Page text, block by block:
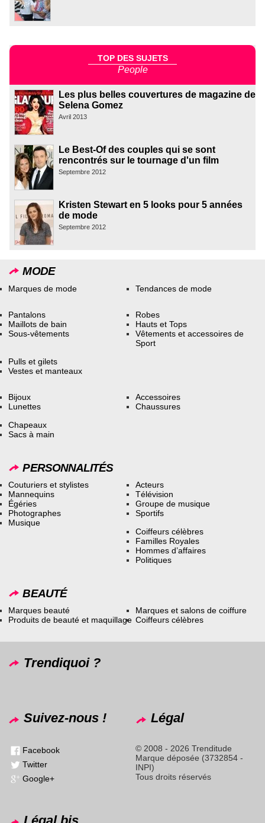
TOP DES SUJETS
People
Les plus belles couvertures de magazine de
Selena Gomez
Avril 2013
Le Best-Of des couples qui se sont
rencontrés sur le tournage d'un film
Septembre 2012
Kristen Stewart en 5 looks pour 5 années
de mode
Septembre 2012
MODE
Marques de mode Tendances de mode
Pantalons
Maillots de bain
Sous-vêtements
Robes
Hauts et Tops
Vêtements et accessoires de
Sport
Pulls et gilets
Vestes et manteaux
Bijoux
Lunettes
Accessoires
Chaussures
Chapeaux
Sacs à main
PERSONNALITÉS
Couturiers et stylistes
Mannequins
Égéries
Photographes
Musique
Acteurs
Télévision
Groupe de musique
Sportifs
Coiffeurs célèbres
Familles Royales
Hommes d’affaires
Politiques
BEAUTÉ
Marques beauté
Produits de beauté et maquillage
Marques et salons de coiffure
Coiffeurs célèbres
Trendiquoi ?
Suivez-nous !
Facebook
Twitter
Google+
Légal
© 2008 - 2026 Trenditude
Marque déposée (3732854 -
INPI)
Tous droits réservés